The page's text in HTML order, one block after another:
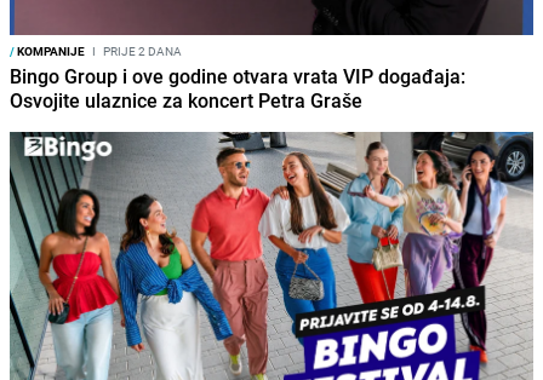
/KOMPANIJE I PRIJE 2 DANA
Bingo Group i ove godine otvara vrata VIP događaja:
Osvojite ulaznice za koncert Petra Graše